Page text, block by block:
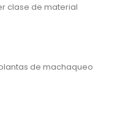
clase de material
de machaqueo